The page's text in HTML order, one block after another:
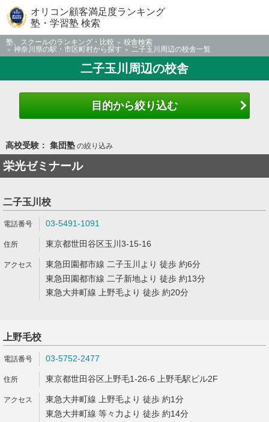
オリコン顧客満足度ランキング
塾・学習塾 検索
塾、スクールのランキング・比較
校舎検索
神奈川県の駅・市区町村から探す
二子玉川周辺の校舎一覧
二子玉川周辺の校舎
目的から絞り込む
高校受験： 集団塾の絞り込み
栄光ゼミナール
二子玉川校
03-5491-1091
東京都世田谷区玉川3-15-16
東急田園都市線 二子玉川より 徒歩 約6分
東急田園都市線 二子新地より 徒歩 約13分
東急大井町線 上野毛より 徒歩 約20分
上野毛校
03-5752-2477
東京都世田谷区上野毛1-26-6 上野毛駅ビル2F
東急大井町線 上野毛より 徒歩 約1分
東急大井町線 等々力より 徒歩 約14分